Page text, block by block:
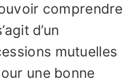
comprendre
d’un
mutuelles
une bonne